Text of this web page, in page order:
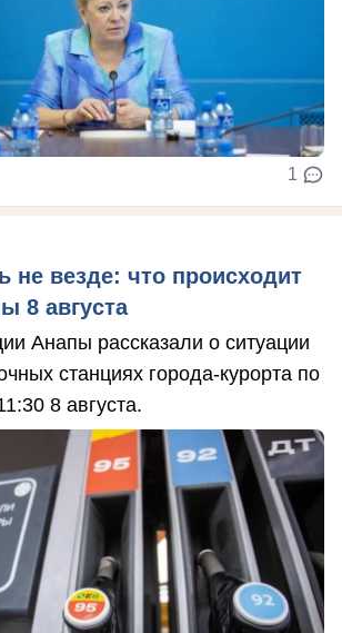
1
не везде: что происходит
8 августа
Анапы рассказали о ситуации
станциях города-курорта по
8 августа.